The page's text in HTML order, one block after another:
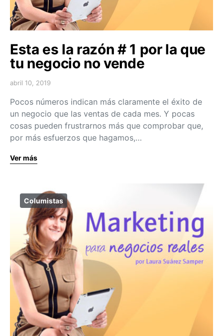
Esta es la razón # 1 por la que
tu negocio no vende
abril 10, 2019
Pocos números indican más claramente el éxito de
un negocio que las ventas de cada mes. Y pocas
cosas pueden frustrarnos más que comprobar que,
por más esfuerzos que hagamos,…
Ver más
Columistas